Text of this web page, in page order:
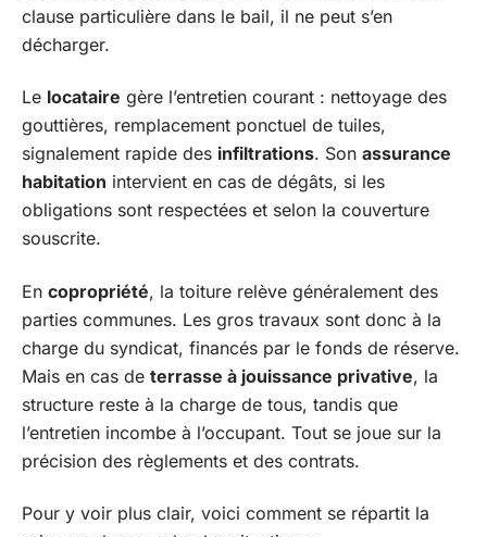
clause particulière dans le bail, il ne peut s’en
décharger.
Le locataire gère l’entretien courant : nettoyage des
gouttières, remplacement ponctuel de tuiles,
signalement rapide des infiltrations. Son assurance
habitation intervient en cas de dégâts, si les
obligations sont respectées et selon la couverture
souscrite.
En copropriété, la toiture relève généralement des
parties communes. Les gros travaux sont donc à la
charge du syndicat, financés par le fonds de réserve.
Mais en cas de terrasse à jouissance privative, la
structure reste à la charge de tous, tandis que
l’entretien incombe à l’occupant. Tout se joue sur la
précision des règlements et des contrats.
Pour y voir plus clair, voici comment se répartit la